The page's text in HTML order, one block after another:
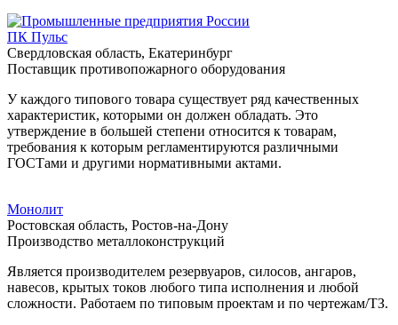
ПК Пульс
Свердловская область, Екатеринбург
Поставщик противопожарного оборудования
У каждого типового товара существует ряд качественных
характеристик, которыми он должен обладать. Это
утверждение в большей степени относится к товарам,
требования к которым регламентируются различными
ГОСТами и другими нормативными актами.
Монолит
Ростовская область, Ростов-на-Дону
Производство металлоконструкций
Является производителем резервуаров, силосов, ангаров,
навесов, крытых токов любого типа исполнения и любой
сложности. Работаем по типовым проектам и по чертежам/ТЗ.